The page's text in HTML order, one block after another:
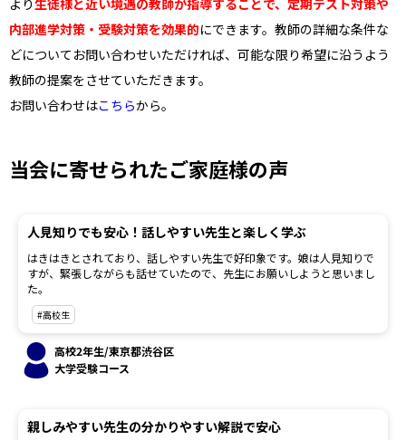
より生徒様と近い境遇の教師が指導することで、定期テスト対策や
内部進学対策・受験対策を効果的にできます。教師の詳細な条件な
どについてお問い合わせいただければ、可能な限り希望に沿うよう
教師の提案をさせていただきます。
お問い合わせはこちらから。
当会に寄せられたご家庭様の声
人見知りでも安心！話しやすい先生と楽しく学ぶ
はきはきとされており、話しやすい先生で好印象です。娘は人見知りで
すが、緊張しながらも話せていたので、先生にお願いしようと思いまし
た。
#高校生
高校2年生/東京都渋谷区
大学受験コース
親しみやすい先生の分かりやすい解説で安心